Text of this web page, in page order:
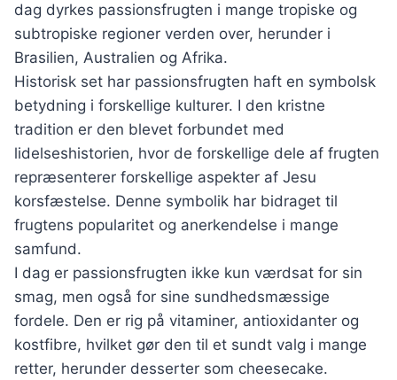
dag dyrkes passionsfrugten i mange tropiske og
subtropiske regioner verden over, herunder i
Brasilien, Australien og Afrika.
Historisk set har passionsfrugten haft en symbolsk
betydning i forskellige kulturer. I den kristne
tradition er den blevet forbundet med
lidelseshistorien, hvor de forskellige dele af frugten
repræsenterer forskellige aspekter af Jesu
korsfæstelse. Denne symbolik har bidraget til
frugtens popularitet og anerkendelse i mange
samfund.
I dag er passionsfrugten ikke kun værdsat for sin
smag, men også for sine sundhedsmæssige
fordele. Den er rig på vitaminer, antioxidanter og
kostfibre, hvilket gør den til et sundt valg i mange
retter, herunder desserter som cheesecake.